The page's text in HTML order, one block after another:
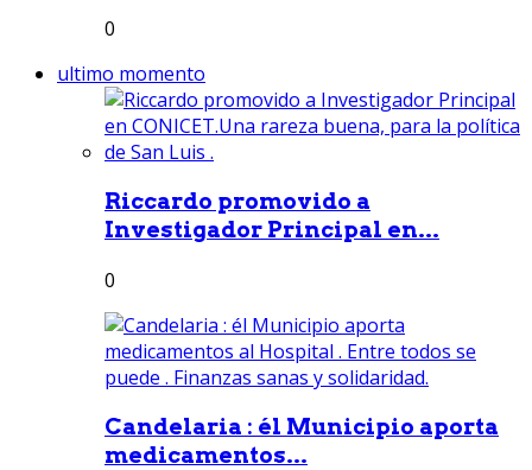
0
ultimo momento
Riccardo promovido a
Investigador Principal en...
0
Candelaria : él Municipio aporta
medicamentos...